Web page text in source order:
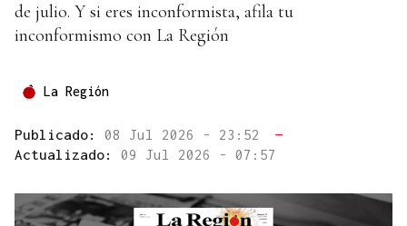
de julio. Y si eres inconformista, afila tu
inconformismo con La Región
La Región
Publicado: 08 Jul 2026 - 23:52
—
Actualizado: 09 Jul 2026 - 07:57